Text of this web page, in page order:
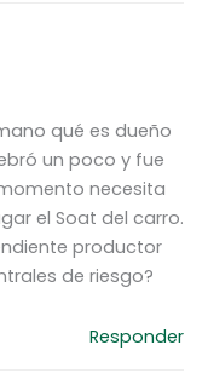
qué es dueño
un poco y fue
necesita
el Soat del carro.
productor
de riesgo?
Responder